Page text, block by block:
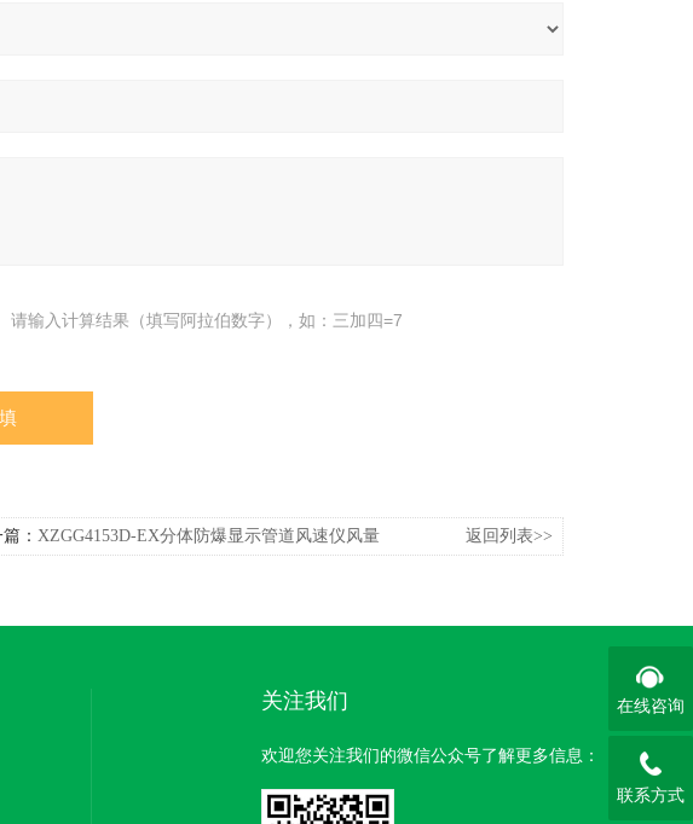
请输入计算结果（填写阿拉伯数字），如：三加四=7
： XZGG4153D-EX分体防爆显示管道风速仪风量
返回列表>>
关注我们
欢迎您关注我们的微信公众号了解更多信息：
在线咨询
联系方式